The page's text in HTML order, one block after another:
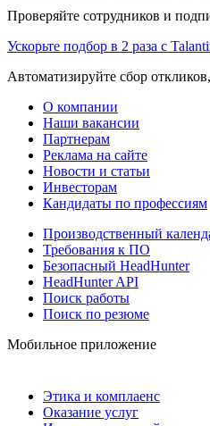
Проверяйте сотрудников и
Ускорьте подбор в 2 раза с
Автоматизируйте сбор
О компании
Наши вакансии
Партнерам
Реклама на сайте
Новости и статьи
Инвесторам
Кандидаты по профессиям
Производственный
Требования к ПО
Безопасный HeadHunter
HeadHunter API
Поиск работы
Поиск по резюме
Мобильное приложение
Этика и комплаенс
Оказание услуг